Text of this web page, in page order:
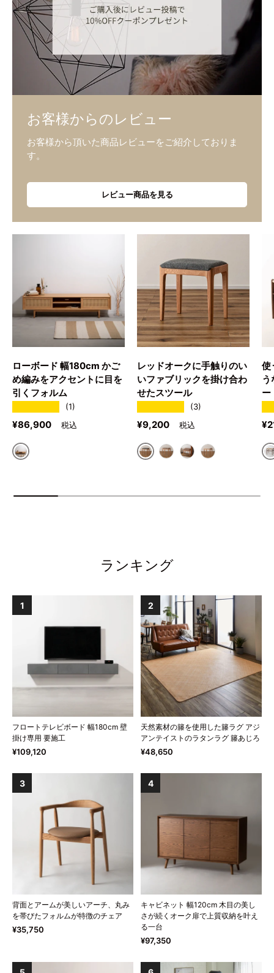
お客様からのレビュー
お客様から頂いた商品レビューをご紹介しておりま
す。
レビュー商品を見る
ローボード 幅180cm かご
め編みをアクセントに目を
引くフォルム
(1)
定価
¥86,900
ナチュラル
レッドオークに手触りのい
いファブリックを掛け合わ
せたスツール
(3)
定価
¥9,200
ブルーグレー
グレーベージュ
オレンジブラウン
ホワイト
使
ー
定
ランキング
1
フロートテレビボード 幅180cm 壁
掛け専用 要施工
¥109,120
2
天然素材の籐を使用した籐ラグ アジ
アンテイストのラタンラグ 籐あじろ
¥48,650
3
背面とアームが美しいアーチ、丸み
を帯びたフォルムが特徴のチェア
¥35,750
4
キャビネット 幅120cm 木目の美し
さが続くオーク扉で上質収納を叶え
る一台
¥97,350